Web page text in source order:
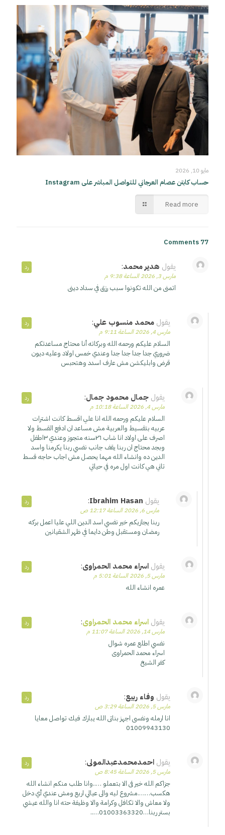
مايو 10, 2026
حساب كابتن عصام العرجاني للتواصل المباشر على Instagram
Read more
77 Comments
يقول هدير محمد:
مارس 3, 2026 الساعة 9:38 م
اتمنى من الله تكونوا سبب رزق في سداد دينى
رد
يقول محمد منسوب علي:
مارس 4, 2026 الساعة 9:11 م
السلام عليكم ورحمه الله وبركاته أنا محتاج مساعدتكم
ضروري جدا جدا جدا جدا وعندي خمس اولاد وعليه ديون
قرض وابليكشن مش عارف اسدد وهتحبس
رد
يقول جمال محمود جمال:
مارس 4, 2026 الساعة 10:18 م
السلام عليكم ورحمه الله انا علي اقسط كانت اشترات
عربيه بتقسيط والعربية مش مساعد ان ادفع القسط ولا
اصرف على اولاد انا شاب ٢٦سنه متجوز وعندي ٣اطفل
وبجد محتاج ان ربنا يقف جانب نفسي ربنا يكرمنا واسد
الدين ده وانشاء الله مهما يحصل مش اجاب حاجه قسط
تاني هي كانت اول مره في حياتي
رد
يقول Ibrahim Hasan
:
مارس 6, 2026 الساعة 12:17 ص
ربنا يجازيكم خير نفسي اسد الدين اللي عليا اعمل بركه
رمضان ومستقبل وطن دايما في ظهر الشقيانين
رد
يقول اسراء محمد الحمراوى:
مارس 5, 2026 الساعة 5:01 م
عمره انشاء الله
رد
يقول اسراء محمد الحمراوى:
مارس 14, 2026 الساعة 11:07 م
نفسي اطلع عمره شوال
اسراء محمد الحمراوى
كفر الشيخ
رد
يقول وفاء ربيع:
مارس 5, 2026 الساعة 3:29 ص
انا ارمله ونفسى اجهز بناتى الله يبارك فيك تواصل معايا
01009943130
رد
يقول احمدمحمدعبدالمولى:
مارس 5, 2026 الساعة 8:45 ص
جزاكم الله خير فى الا بتعملو …..وانا طلب منكم انشاء الله
هكسب…….مشروع ليه والى عيالي اربع ومش عندي أي دخل
ولا معاش والا تكافل وكرامة والا وظيفة حته انا والله عيشي
بستر ربنا…01003363320…..
رد